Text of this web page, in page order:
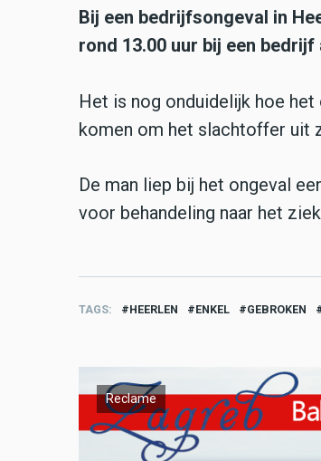
Bij een bedrijfsongeval in
rond 13.00 uur bij een
Het is nog onduidelijk hoe
komen om het slachtoffer uit
De man liep bij het ongeval
voor behandeling naar het
TAGS HEERLEN ENKEL GEBROKEN
Reclame